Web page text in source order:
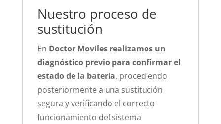
Nuestro proceso de
sustitución
En Doctor Moviles realizamos un
diagnóstico previo para confirmar el
estado de la batería, procediendo
posteriormente a una sustitución
segura y verificando el correcto
funcionamiento del sistema